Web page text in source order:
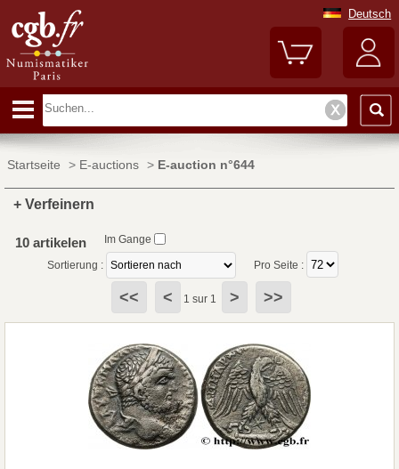
Deutsch
Startseite > E-auctions > E-auction n°644
+ Verfeinern
10 artikelen Im Gange
Sortierung : Pro Seite :
<< < 1 sur 1 > >>